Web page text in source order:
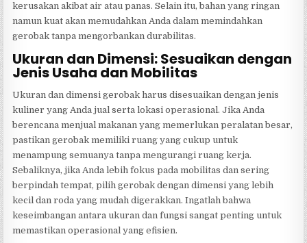
kerusakan akibat air atau panas. Selain itu, bahan yang ringan
namun kuat akan memudahkan Anda dalam memindahkan
gerobak tanpa mengorbankan durabilitas.
Ukuran dan Dimensi: Sesuaikan dengan
Jenis Usaha dan Mobilitas
Ukuran dan dimensi gerobak harus disesuaikan dengan jenis
kuliner yang Anda jual serta lokasi operasional. Jika Anda
berencana menjual makanan yang memerlukan peralatan besar,
pastikan gerobak memiliki ruang yang cukup untuk
menampung semuanya tanpa mengurangi ruang kerja.
Sebaliknya, jika Anda lebih fokus pada mobilitas dan sering
berpindah tempat, pilih gerobak dengan dimensi yang lebih
kecil dan roda yang mudah digerakkan. Ingatlah bahwa
keseimbangan antara ukuran dan fungsi sangat penting untuk
memastikan operasional yang efisien.